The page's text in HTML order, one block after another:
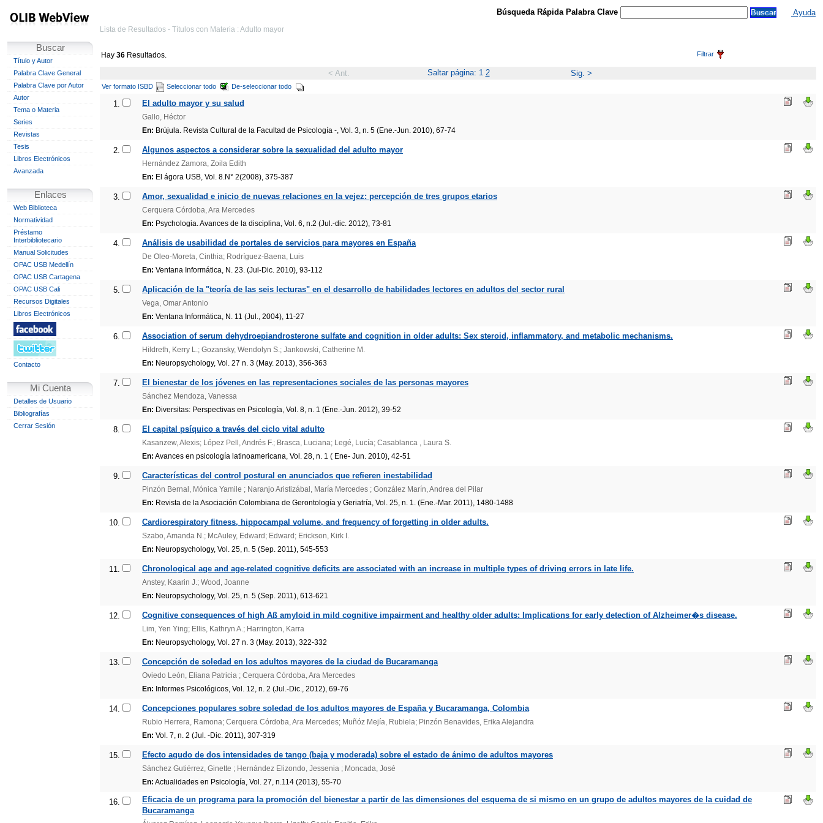
Buscar
Título y Autor
Palabra Clave General
Palabra Clave por Autor
Autor
Tema o Materia
Series
Revistas
Tesis
Libros Electrónicos
Avanzada
Enlaces
Web Biblioteca
Normatividad
Préstamo
Interbibliotecario
Manual Solicitudes
OPAC USB Medellín
OPAC USB Cartagena
OPAC USB Cali
Recursos Digitales
Libros Electrónicos
Contacto
Mi Cuenta
Detalles de Usuario
Bibliografías
Cerrar Sesión
Búsqueda Rápida Palabra Clave Ayuda
Lista de Resultados - Títulos con Materia : Adulto mayor
Hay 36 Resultados. Filtrar
< Ant. Saltar página: 1 2 Sig. >
Ver formato ISBD Seleccionar todo De-seleccionar todo
1. El adulto mayor y su salud
Gallo, Héctor
En: Brújula. Revista Cultural de la Facultad de Psicología -, Vol. 3, n. 5 (Ene.-Jun. 2010), 67-74
2. Algunos aspectos a considerar sobre la sexualidad del adulto mayor
Hernández Zamora, Zoila Edith
En: El ágora USB, Vol. 8.N° 2(2008), 375-387
3. Amor, sexualidad e inicio de nuevas relaciones en la vejez: percepción de tres grupos etarios
Cerquera Córdoba, Ara Mercedes
En: Psychologia. Avances de la disciplina, Vol. 6, n.2 (Jul.-dic. 2012), 73-81
4. Análisis de usabilidad de portales de servicios para mayores en España
De Oleo-Moreta, Cinthia; Rodríguez-Baena, Luis
En: Ventana Informática, N. 23. (Jul-Dic. 2010), 93-112
5. Aplicación de la "teoría de las seis lecturas" en el desarrollo de habilidades lectores en adultos del sector rural
Vega, Omar Antonio
En: Ventana Informática, N. 11 (Jul., 2004), 11-27
6. Association of serum dehydroepiandrosterone sulfate and cognition in older adults: Sex steroid, inflammatory, and metabolic mechanisms.
Hildreth, Kerry L.; Gozansky, Wendolyn S.; Jankowski, Catherine M.
En: Neuropsychology, Vol. 27 n. 3 (May. 2013), 356-363
7. El bienestar de los jóvenes en las representaciones sociales de las personas mayores
Sánchez Mendoza, Vanessa
En: Diversitas: Perspectivas en Psicología, Vol. 8, n. 1 (Ene.-Jun. 2012), 39-52
8. El capital psíquico a través del ciclo vital adulto
Kasanzew, Alexis; López Pell, Andrés F.; Brasca, Luciana; Legé, Lucía; Casablanca , Laura S.
En: Avances en psicología latinoamericana, Vol. 28, n. 1 ( Ene- Jun. 2010), 42-51
9. Características del control postural en anunciados que refieren inestabilidad
Pinzón Bernal, Mónica Yamile ; Naranjo Aristizábal, María Mercedes ; González Marín, Andrea del Pilar
En: Revista de la Asociación Colombiana de Gerontología y Geriatría, Vol. 25, n. 1. (Ene.-Mar. 2011), 1480-1488
10. Cardiorespiratory fitness, hippocampal volume, and frequency of forgetting in older adults.
Szabo, Amanda N.; McAuley, Edward; Edward; Erickson, Kirk I.
En: Neuropsychology, Vol. 25, n. 5 (Sep. 2011), 545-553
11. Chronological age and age-related cognitive deficits are associated with an increase in multiple types of driving errors in late life.
Anstey, Kaarin J.; Wood, Joanne
En: Neuropsychology, Vol. 25, n. 5 (Sep. 2011), 613-621
12. Cognitive consequences of high Aß amyloid in mild cognitive impairment and healthy older adults: Implications for early detection of Alzheimer�s disease.
Lim, Yen Ying; Ellis, Kathryn A.; Harrington, Karra
En: Neuropsychology, Vol. 27 n. 3 (May. 2013), 322-332
13. Concepción de soledad en los adultos mayores de la ciudad de Bucaramanga
Oviedo León, Eliana Patricia ; Cerquera Córdoba, Ara Mercedes
En: Informes Psicológicos, Vol. 12, n. 2 (Jul.-Dic., 2012), 69-76
14. Concepciones populares sobre soledad de los adultos mayores de España y Bucaramanga, Colombia
Rubio Herrera, Ramona; Cerquera Córdoba, Ara Mercedes; Muñóz Mejía, Rubiela; Pinzón Benavides, Erika Alejandra
En: Vol. 7, n. 2 (Jul. -Dic. 2011), 307-319
15. Efecto agudo de dos intensidades de tango (baja y moderada) sobre el estado de ánimo de adultos mayores
Sánchez Gutiérrez, Ginette ; Hernández Elizondo, Jessenia ; Moncada, José
En: Actualidades en Psicología, Vol. 27, n.114 (2013), 55-70
16.
Eficacia de un programa para la promoción del bienestar a partir de las dimensiones del esquema de si mismo en un grupo de adultos mayores de la cuidad de
Bucaramanga